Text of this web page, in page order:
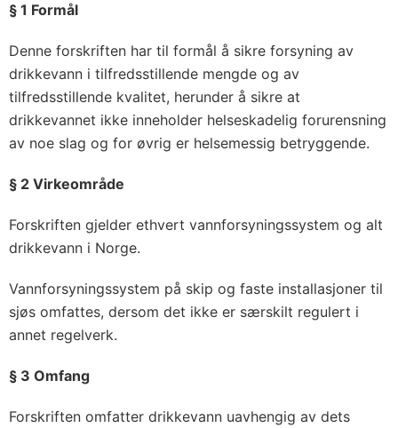
§ 1 Formål
Denne forskriften har til formål å sikre forsyning av
drikkevann i tilfredsstillende mengde og av
tilfredsstillende kvalitet, herunder å sikre at
drikkevannet ikke inneholder helseskadelig forurensning
av noe slag og for øvrig er helsemessig betryggende.
§ 2 Virkeområde
Forskriften gjelder ethvert vannforsyningssystem og alt
drikkevann i Norge.
Vannforsyningssystem på skip og faste installasjoner til
sjøs omfattes, dersom det ikke er særskilt regulert i
annet regelverk.
§ 3 Omfang
Forskriften omfatter drikkevann uavhengig av dets